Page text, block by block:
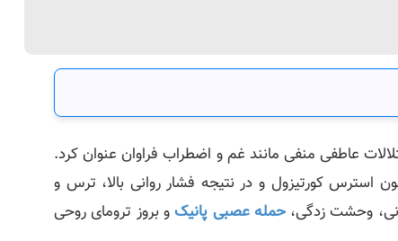
عاطفی منفی مانند غم و اضطراب فراوان عنوان کرد.
کورتیزول و در نتیجه فشار روانی بالا، ترس و
وحشت زدگی،حمله عصبی پانیکو بروز ترومای روحی